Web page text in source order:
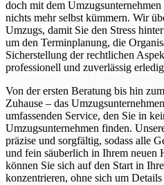
doch mit dem
nichts mehr selbst kümmern. Wir
Umzugs, damit Sie den Stress
um den Terminplanung, die
Sicherstellung der rechtlichen
professionell und zuverlässig
Von der ersten Beratung bis hin
Zuhause – das
umfassenden Service, den Sie in
Umzugsunternehmen finden.
präzise und sorgfältig, sodass alle
und fein säuberlich in Ihrem neuen
können Sie sich auf den Start in
konzentrieren, ohne sich um Details